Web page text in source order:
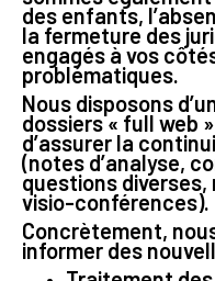
des enfants,
la fermeture des
engagés à vos
problématiques.
Nous disposons
dossiers « full web
d’assurer la
(notes d’analyse,
questions
visio-conférences).
Concrètement,
informer des